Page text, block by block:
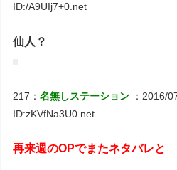
ID:/A9UIj7+0.net
仙人？
217：名無しステーション
：2016/
ID:zKVfNa3U0.net
再来週のOPでまたネタバレと